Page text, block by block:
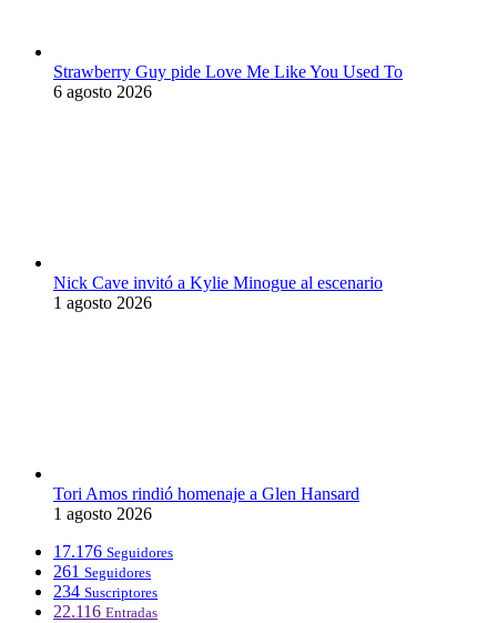
Strawberry Guy pide Love Me Like You Used To
6 agosto 2026
Nick Cave invitó a Kylie Minogue al escenario
1 agosto 2026
Tori Amos rindió homenaje a Glen Hansard
1 agosto 2026
17.176 Seguidores
261 Seguidores
234 Suscriptores
22.116 Entradas